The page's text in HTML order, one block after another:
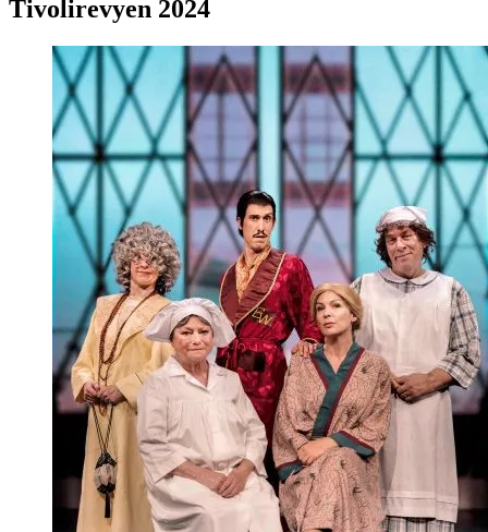
Tivolirevyen 2024